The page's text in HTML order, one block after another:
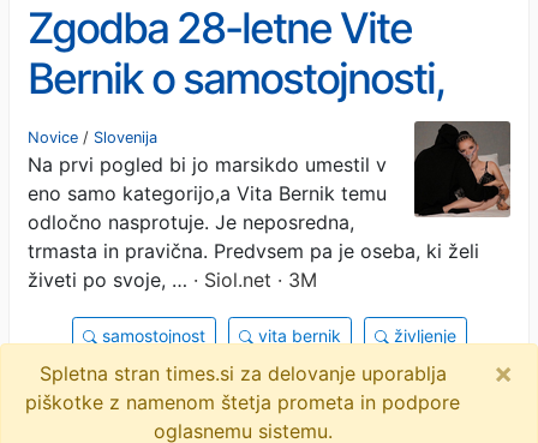
Zgodba 28-letne Vite
Bernik o samostojnosti,
trmi in življenju brez
olepševanja
Novice / Slovenija
Na prvi pogled bi jo marsikdo umestil v
eno samo kategorijo,a Vita Bernik temu
odločno nasprotuje. Je neposredna,
trmasta in pravična. Predvsem pa je oseba, ki želi
živeti po svoje, … · Siol.net · 3M
samostojnost vita bernik življenje
invalidnost osebna asistenca objavi
tvitaj
Spletna stran times.si za delovanje uporablja
piškotke z namenom štetja prometa in podpore
oglasnemu sistemu.
×